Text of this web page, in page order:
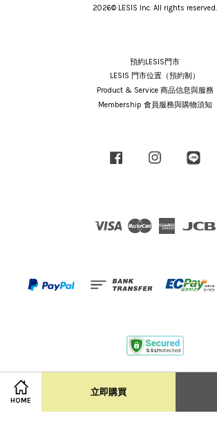
HOME
立即購買
2026© LESIS Inc. All rights reserved.
預約LESIS門市
LESIS 門市位置（預約制）
Product & Service 商品信息與服務
Membership 會員服務與購物須知
Facebook Instagram
Visa
American